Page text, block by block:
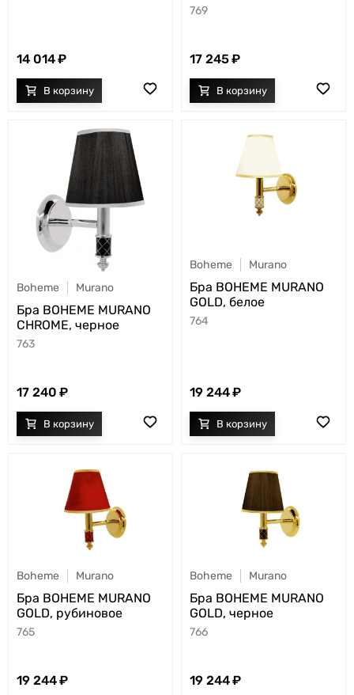
14 014
769
17 245
Boheme Murano
Бра BOHEME MURANO
CHROME, черное
763
17 240
Boheme Murano
Бра BOHEME MURANO
GOLD, белое
764
19 244
Boheme Murano
Бра BOHEME MURANO
GOLD, рубиновое
765
19 244
Boheme Murano
Бра BOHEME MURANO
GOLD, черное
766
19 244